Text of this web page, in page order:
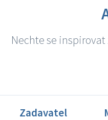
Nechte se
Zadavatel